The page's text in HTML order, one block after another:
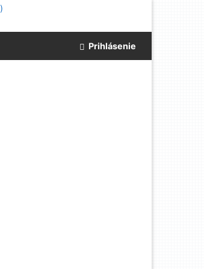
)
Prihlásenie